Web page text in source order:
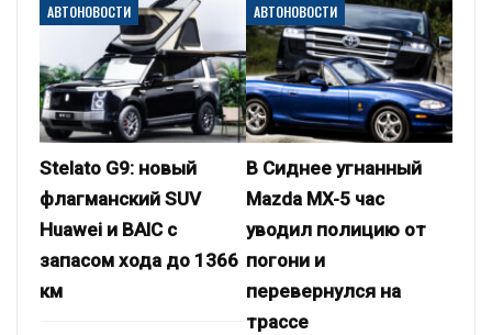
АВТОНОВОСТИ
Stelato G9: новый
флагманский SUV
Huawei и BAIC с
запасом хода до 1366
км
АВТОНОВОСТИ
В Сиднее угнанный
Mazda MX-5 час
уводил полицию от
погони и
перевернулся на
трассе